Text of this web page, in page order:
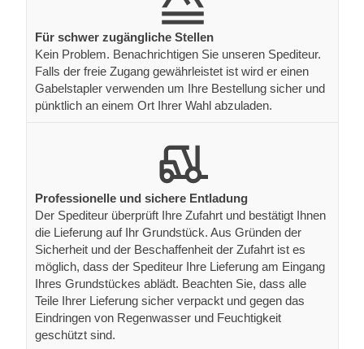
Für schwer zugängliche Stellen
Kein Problem. Benachrichtigen Sie unseren Spediteur.
Falls der freie Zugang gewährleistet ist wird er einen
Gabelstapler verwenden um Ihre Bestellung sicher und
pünktlich an einem Ort Ihrer Wahl abzuladen.
Professionelle und sichere Entladung
Der Spediteur überprüft Ihre Zufahrt und bestätigt Ihnen
die Lieferung auf Ihr Grundstück. Aus Gründen der
Sicherheit und der Beschaffenheit der Zufahrt ist es
möglich, dass der Spediteur Ihre Lieferung am Eingang
Ihres Grundstückes ablädt. Beachten Sie, dass alle
Teile Ihrer Lieferung sicher verpackt und gegen das
Eindringen von Regenwasser und Feuchtigkeit
geschützt sind.